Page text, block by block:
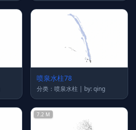
喷泉水柱78
分类：喷泉水柱 | by: qing
7.2 M